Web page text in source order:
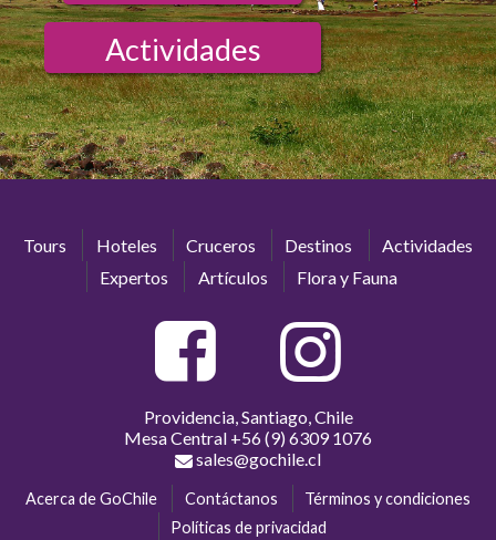
Actividades
Tours Hoteles Cruceros Destinos
Actividades
Expertos
Artículos Flora y Fauna
Providencia, Santiago, Chile
Mesa Central +56 (9) 6309 1076
sales@gochile.cl
Acerca de GoChile Contáctanos
Términos y condiciones
Políticas de privacidad